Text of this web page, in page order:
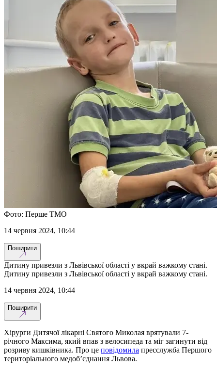
Фото: Перше ТМО
14 червня 2024, 10:44
Поширити
Дитину привезли з Львівської області у вкрай важкому стані.
Дитину привезли з Львівської області у вкрай важкому стані.
14 червня 2024, 10:44
Поширити
Хірурги Дитячої лікарні Святого Миколая врятували 7-
річного Максима, який впав з велосипеда та міг загинути від
розриву кишківника. Про це повідомила пресслужба Першого
територіального медоб’єднання Львова.